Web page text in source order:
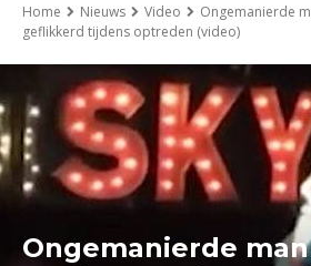
Home Nieuws Video
Ongemanierde
geflikkerd tijdens optreden (video)
Ongemanierde